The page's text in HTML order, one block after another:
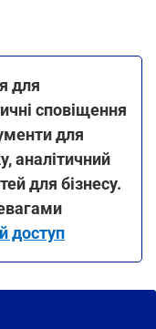
для
сповіщення
для
аналітичний
для бізнесу.
доступ